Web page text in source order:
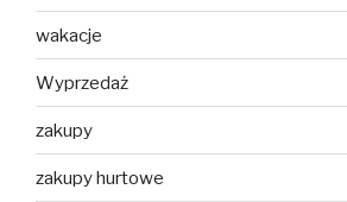
wakacje
Wyprzedaż
zakupy
zakupy hurtowe